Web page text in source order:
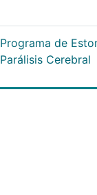
Programa de
Parálisis Cerebral